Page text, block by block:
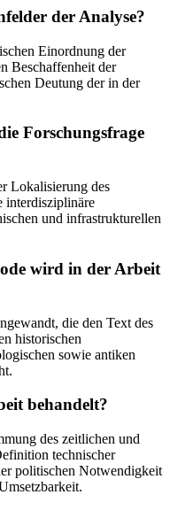
der Analyse?
Einordnung der
Beschaffenheit der
Deutung der in der
Forschungsfrage
Lokalisierung des
interdisziplinäre
und infrastrukturellen
wird in der Arbeit
die den Text des
historischen
sowie antiken
behandelt?
des zeitlichen und
technischer
politischen Notwendigkeit